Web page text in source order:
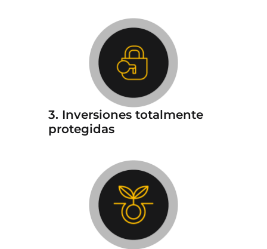
3. Inversiones totalmente
protegidas